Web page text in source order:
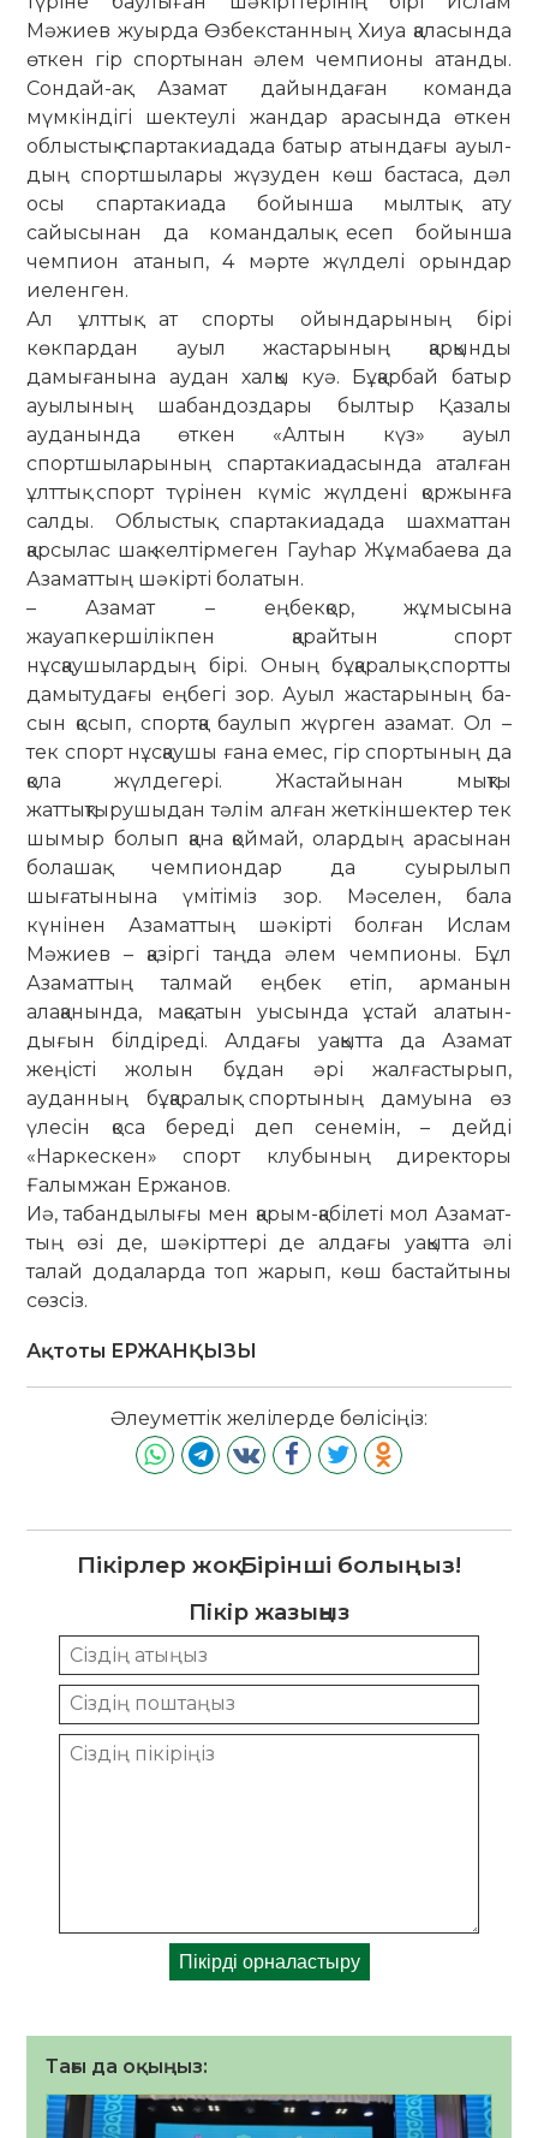
Мәжиев жуырда Өзбекстанның Хиуа қаласында
өткен гір спортынан әлем чемпионы атанды.
Сондай-ақ Азамат дайындаған ко­манда
мүмкіндігі шектеулі жандар арасында өткен
облыстық спартакиадада батыр атындағы ауыл­
дың спорт­шылары жүзуден көш бастаса, дәл
осы спар­такиада бойынша мылтық ату
сайысынан да командалық есеп бойынша
чемпион атанып, 4 мәрте жүлделі орындар
иеленген.
Ал ұлттық ат спорты ойындарының бірі
көкпардан ауыл жастарының қарқынды
дамығанына аудан хал­қы куә. Бұқарбай батыр
ауылының шабандоздары был­тыр Қазалы
ауданында өткен «Алтын күз» ауыл
спортшыларының спартакиадасында аталған
ұлттық спорт түрінен күміс жүлдені қоржынға
салды. Облыстық спартакиадада шахматтан
қарсылас шақ келтірмеген Гау­һар Жұмабаева да
Азаматтың шәкірті болатын.
– Азамат – еңбекқор, жұмысына
жауапкершілікпен қа­райтын спорт
нұсқаушылардың бірі. Оның бұқаралық спортты
дамытудағы еңбегі зор. Ауыл жастарының ба­
сын қосып, спортқа баулып жүрген азамат. Ол –
тек спорт нұсқаушы ғана емес, гір спортының да
қола жүл­дегері. Жастайынан мықты
жаттықтырушыдан тәлім алған жеткіншектер тек
шымыр болып қана қой­май, олардың арасынан
болашақ чемпиондар да суы­рылып
шығатынына үмітіміз зор. Мәселен, бала
күнінен Аза­маттың шәкірті болған Ислам
Мәжиев – қазіргі таңда әлем чемпионы. Бұл
Азаматтың талмай еңбек етіп, арманын
алақанында, мақсатын уысында ұстай ала­тын­
дығын білдіреді. Алдағы уақытта да Азамат
жеңісті жолын бұдан әрі жалғастырып,
ауданның бұқаралық спор­тының дамуына өз
үлесін қоса береді деп сенемін, – дейді
«Наркескен» спорт клубының директоры
Ғалым­жан Ержанов.
Иә, табандылығы мен қарым-қабілеті мол Азамат­
тың өзі де, шәкірттері де алдағы уақытта әлі
талай додаларда топ жарып, көш бастайтыны
сөзсіз.
Ақтоты ЕРЖАНҚЫЗЫ
Әлеуметтік желілерде бөлісіңіз:
Пікірлер жоқ. Бірінші болыңыз!
Пікір жазыңыз
Тағы да оқыңыз: